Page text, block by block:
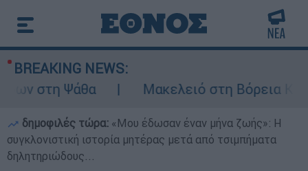
BREAKING NEWS:
στη Ψάθα
Μακελειό στη Βόρεια
δημοφιλές τώρα: «Μου έδωσαν έναν μήνα ζωής»: Η
συγκλονιστική ιστορία μητέρας μετά από τσιμπήματα
δηλητηριώδους...